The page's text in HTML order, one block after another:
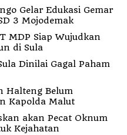
Gelar Edukasi Gemar
3 Mojodemak
di Sula
Dinilai Gagal Paham
Halteng Belum
Kapolda Malut
Oknum
Kejahatan